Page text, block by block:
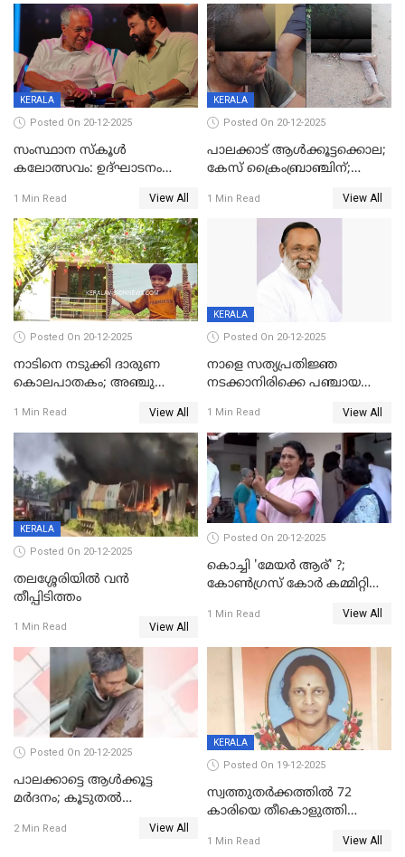
ശബരീ നന്ദനം
ക്രൈംബ്രാഞ്ച്
KERALA
Posted On 20-12-2025
സംസ്ഥാന സ്കൂൾ
കലോത്സവം: ഉദ്ഘാടനം
മുഖ്യാതിഥിയായി
മോഹൻലാൽ
1 Min Read View All
KERALA
Posted On 20-12-2025
പാലക്കാട് ആൾക്കൂട്ടക്കൊല;
കേസ് ക്രൈംബ്രാഞ്ചിന്;
അന്വേഷിക്കും
1 Min Read View All
Posted On 20-12-2025
നാടിനെ നടുക്കി ദാരുണ
കൊലപാതകം; അഞ്ചു
കഴുത്തുഞെരിച്ച് കൊന്നു
1 Min Read View All
KERALA
Posted On 20-12-2025
നാളെ സത്യപ്രതിജ്ഞ
നടക്കാനിരിക്കെ പഞ്ചായത്ത്
1 Min Read View All
KERALA
Posted On 20-12-2025
തലശ്ശേരിയിൽ വൻ
തീപ്പിടിത്തം
1 Min Read View All
Posted On 20-12-2025
കൊച്ചി 'മേയർ ആര്' ?;
കോണ്‍ഗ്രസ് കോര്‍ കമ്മിറ്റി
1 Min Read View All
Posted On 20-12-2025
പാലക്കാട്ടെ ആള്‍ക്കൂട്ട
മര്‍ദനം; കൂടുതല്‍
അംഗ സംഘമെന്ന് വിവരം
2 Min Read View All
KERALA
Posted On 19-12-2025
സ്വത്തുതര്‍ക്കത്തില്‍ 72
കാരിയെ തീകൊളുത്തി
ക്രൂരകൊലപാതകത്തില്‍
1 Min Read View All